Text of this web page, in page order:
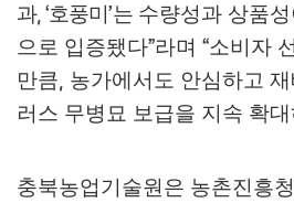
과, ‘호풍미’는 수량성과 상품
으로 입증됐다”라며 “소비자
만큼, 농가에서도 안심하고
러스 무병묘 보급을 지속 확
충북농업기술원은 농촌진흥